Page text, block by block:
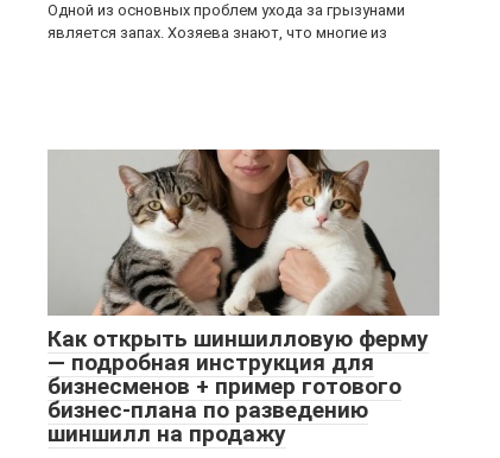
Одной из основных проблем ухода за грызунами
является запах. Хозяева знают, что многие из
Как открыть шиншилловую ферму
— подробная инструкция для
бизнесменов + пример готового
бизнес-плана по разведению
шиншилл на продажу